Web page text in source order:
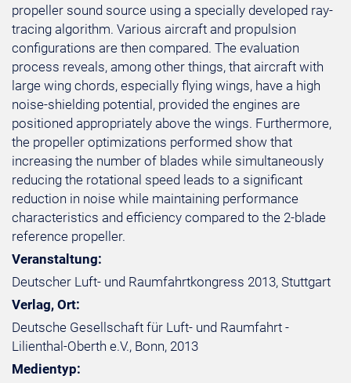
propeller sound source using a specially developed ray-
tracing algorithm. Various aircraft and propulsion
configurations are then compared. The evaluation
process reveals, among other things, that aircraft with
large wing chords, especially flying wings, have a high
noise-shielding potential, provided the engines are
positioned appropriately above the wings. Furthermore,
the propeller optimizations performed show that
increasing the number of blades while simultaneously
reducing the rotational speed leads to a significant
reduction in noise while maintaining performance
characteristics and efficiency compared to the 2-blade
reference propeller.
Veranstaltung:
Deutscher Luft- und Raumfahrtkongress 2013, Stuttgart
Verlag, Ort:
Deutsche Gesellschaft für Luft- und Raumfahrt -
Lilienthal-Oberth e.V., Bonn, 2013
Medientyp: